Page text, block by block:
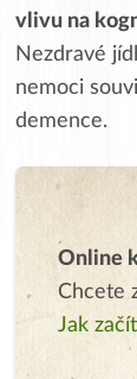
vlivu na
Nezdravé
nemoci
demence.
Online
Chcete
Jak